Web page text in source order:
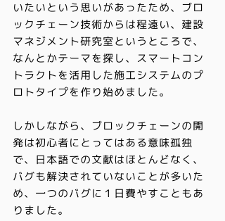
いたいという思いがあったため、ブロ
ックチェーン技術からは程遠い、建設
マネジメント研究室というところで、
なんとかテーマを探し、スマートコン
トラクトを活用した施工システムのプ
ロトタイプを作り始めました。
しかしながら、ブロックチェーンの開
発は初心者にとってはある意味孤独
で、日本語での文献はほとんどなく、
バグも解決されていないことが多いた
め、一つのバグに１日費やすこともあ
りました。